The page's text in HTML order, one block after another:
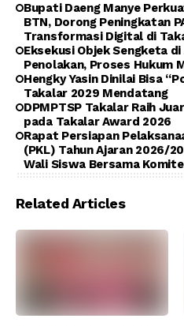
Bupati Daeng Manye
BTN, Dorong Peningkatan
Transformasi Digital di
Eksekusi Objek Sengketa
Penolakan, Proses Hukum
Hengky Yasin Dinilai Bisa
Takalar 2029 Mendatang
DPMPTSP Takalar Raih
pada Takalar Award 2026
Rapat Persiapan
(PKL) Tahun Ajaran 2026/
Wali Siswa Bersama
Related Articles